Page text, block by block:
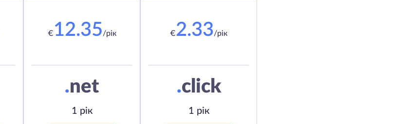
€ 12.35/рік
.net
1 рік
€2.33/рік
.click
1 рік